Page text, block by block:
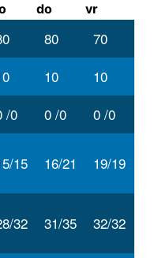
do vr
80
70
10
10
/0 0 /0
0 /0
15 16/21 19/19
32 31/35 32/32